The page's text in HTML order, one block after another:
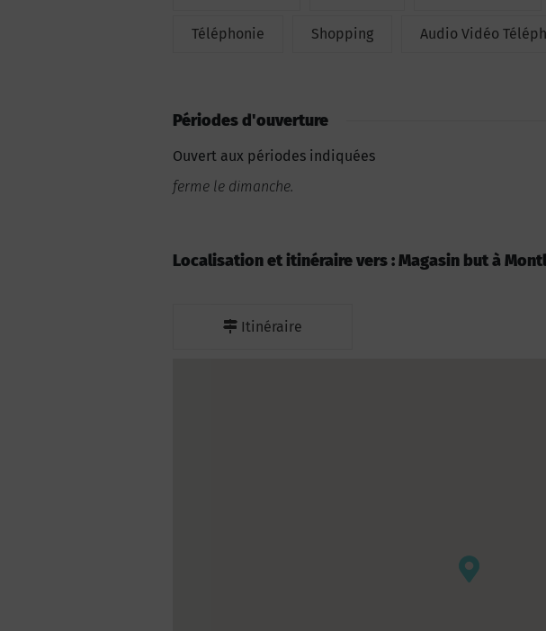
Téléphonie Shopping Audio Vidéo
Périodes d'ouverture
Ouvert aux périodes indiquées
ferme le dimanche.
Localisation et itinéraire vers : Magasin but à
Itinéraire